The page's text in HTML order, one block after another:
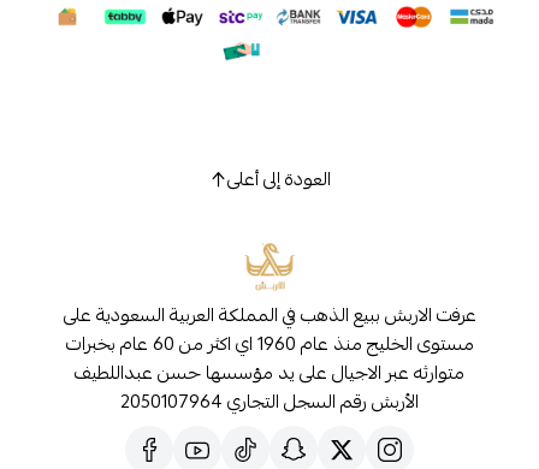
العودة إلى أعلى
عرفت الاربش ببيع الذهب في المملكة العربية السعودية على
مستوى الخليج منذ عام 1960 اي اكثر من 60 عام بخبرات
متوارثه عبر الاجيال على يد مؤسسها حسن عبداللطيف
الأربش رقم السجل التجاري 2050107964